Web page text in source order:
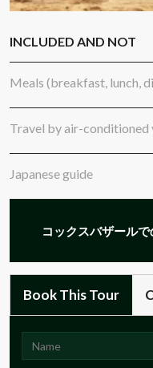
INCLUDED AND NOT
Meals (breakfast, lunch,
Travel by air-conditioned
Japanese guide
コックスバザール
Book This Tour